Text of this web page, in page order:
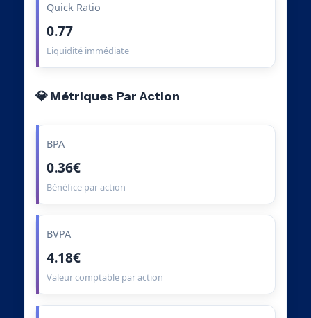
Quick Ratio
0.77
Liquidité immédiate
💎 Métriques Par Action
BPA
0.36€
Bénéfice par action
BVPA
4.18€
Valeur comptable par action